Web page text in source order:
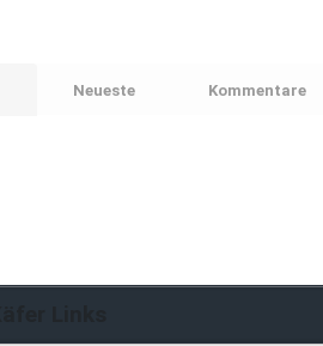
Neueste Kommentare